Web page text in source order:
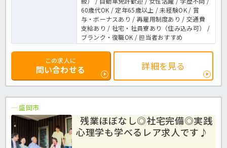
60歳代OK / 定年65歳以上 / 未経験OK / 賞
与・ボーナスあり / 再雇用制度あり / 交通費
支給あり / 社宅・社員寮あり（住み込み可） /
ブランク・復職OK / 担当者おすすめ
この求人に
問い合わせる 詳細を見る
盛岡市
残業ほぼなし◎社宅完備◎実践
心理学も学べるレア求人です♪